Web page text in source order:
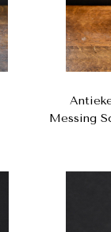
Messing